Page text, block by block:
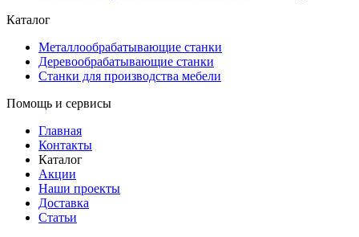
Каталог
Металлообрабатывающие станки
Деревообрабатывающие станки
Станки для производства мебели
Помощь и сервисы
Главная
Контакты
Каталог
Акции
Наши проекты
Доставка
Статьи